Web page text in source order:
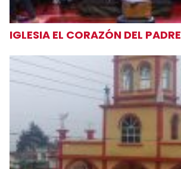
IGLESIA EL CORAZÓN DEL PADRE